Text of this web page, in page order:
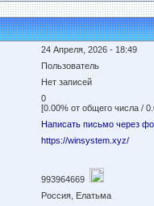
24 Апреля, 2026 - 18:49
Пользователь
Нет записей
0
[0.00% от общего числа /
Написать письмо через
https://winsystem.xyz/
993964669
Россия, Елатьма